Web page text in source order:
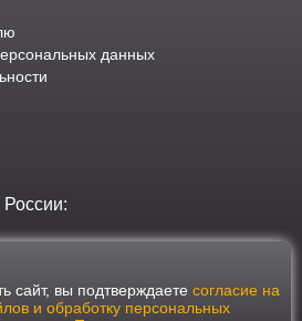
данных
в соответствии с требованиями
июля 2006 года №152-ФЗ "О персональных
сайте Мебеласка возможно только при
сайт, вы подтверждаете согласие на
и обработку персональных